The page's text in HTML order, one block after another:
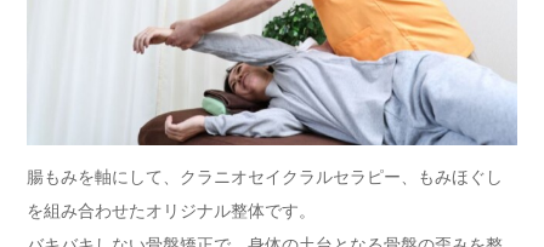
腸もみを軸にして、クラニオセイクラルセラピー、もみほぐし
を組み合わせたオリジナル整体です。